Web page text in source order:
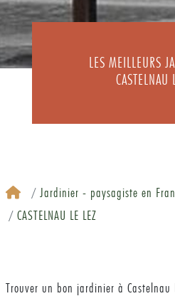
LES MEILLEURS
CASTELNAU
Jardinier - paysagiste en
CASTELNAU LE LEZ
Trouver un bon jardinier à